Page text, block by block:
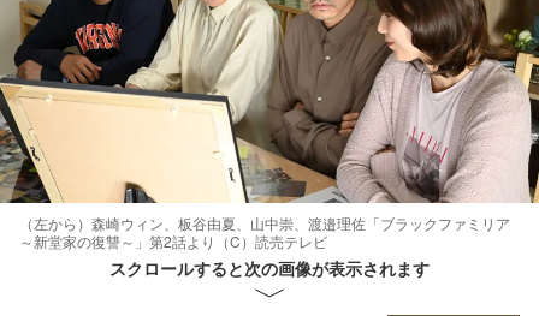
（左から）森崎ウィン、板谷由夏、山中崇、渡邉理佐「ブラックファミリア
～新堂家の復讐～」第2話より（C）読売テレビ
スクロールすると次の画像が表示されます